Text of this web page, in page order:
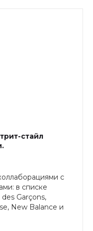
стайл
с
в списке
Garçons,
New Balance и